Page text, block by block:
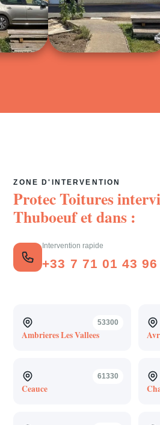
ZONE D'INTERVENTION
Protec Toitures
Thuboeufet dans :
Intervention rapide
+33 7 71 01 43 96
53300
Ambrieres Les Vallees
61330
Ceauce